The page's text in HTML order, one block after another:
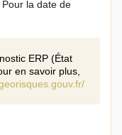
la date de
ERP (État
en savoir plus,